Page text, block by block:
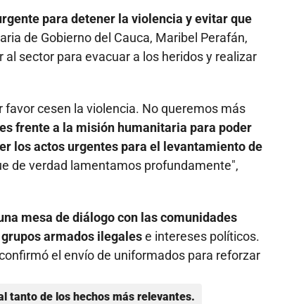
para detener la violencia y evitar que
de Gobierno del Cauca, Maribel Perafán,
sector para evacuar a los heridos y realizar
cesen la violencia. No queremos más
frente a la misión humanitaria para poder
los actos urgentes para el levantamiento de
de verdad lamentamos profundamente",
mesa de diálogo con las comunidades
armados ilegalese intereses políticos.
el envío de uniformados para reforzar
tanto de los hechos más relevantes.